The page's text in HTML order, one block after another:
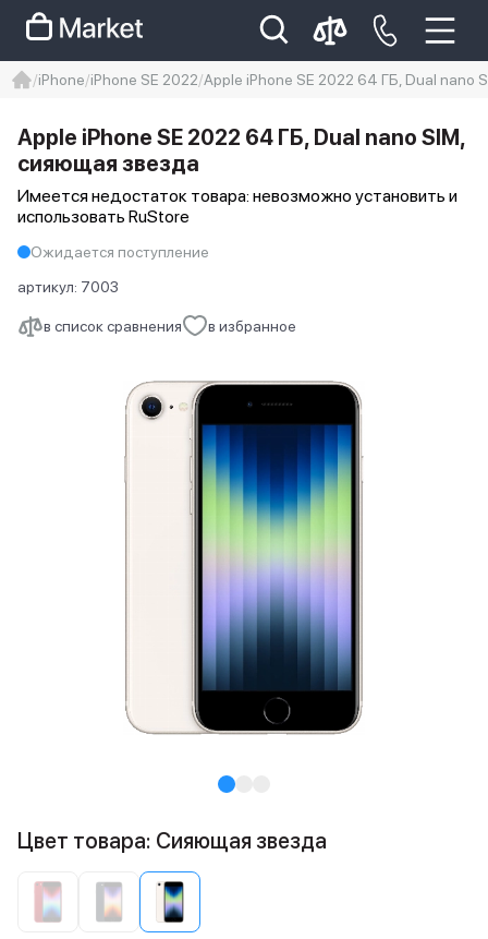
Iphone 14 pro max
айфон 14
iPhone iPhone SE 2022 Apple iPhone SE 2022 64 ГБ, Dual nano
в список сравнения в избранное
Apple iPhone SE 2022 64 ГБ, Dual nano SIM,
сияющая звезда
Имеется недостаток товара: невозможно установить и
использовать RuStore
Ожидается поступление
артикул: 7003
Цвет товара: Сияющая звезда